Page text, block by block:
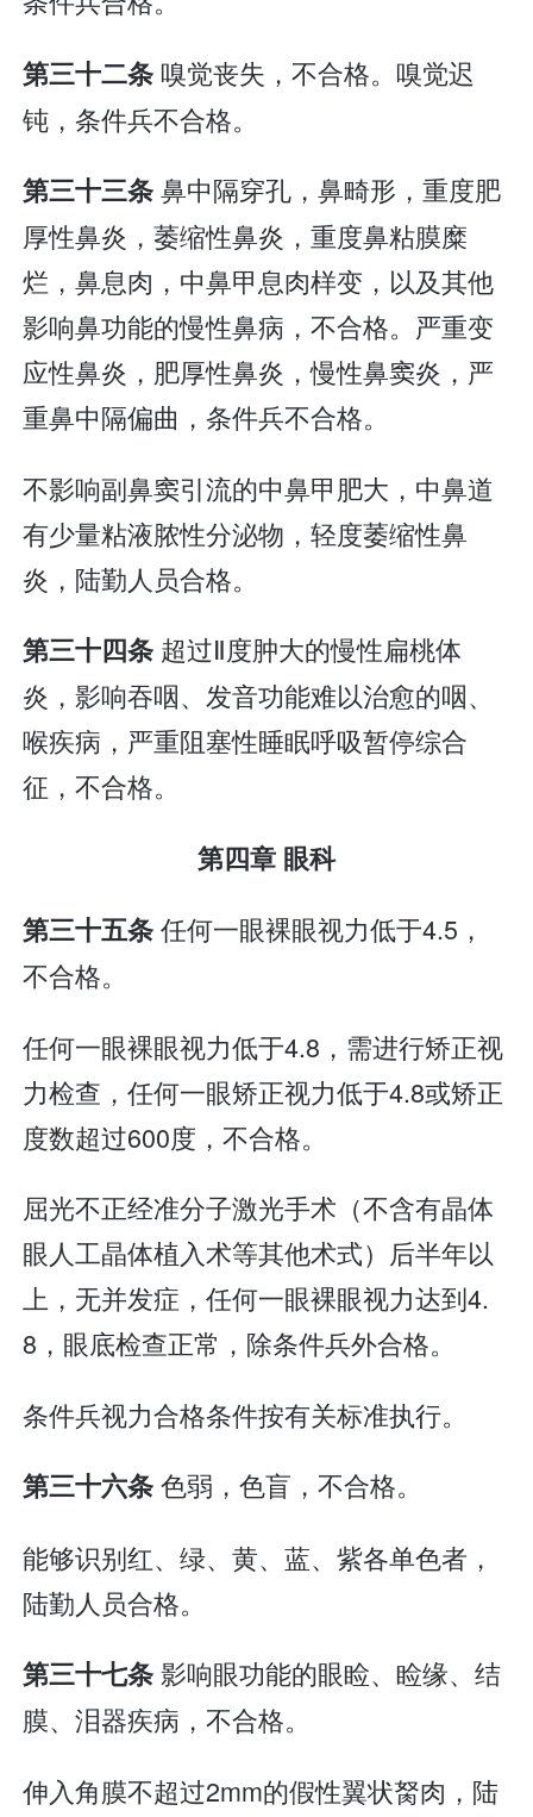
第三十二条 嗅觉丧失，不合格。嗅觉迟
钝，条件兵不合格。
第三十三条鼻中隔穿孔，鼻畸形，重度肥
厚性鼻炎，萎缩性鼻炎，重度鼻粘膜糜
烂，鼻息肉，中鼻甲息肉样变，以及其他
影响鼻功能的慢性鼻病，不合格。严重变
应性鼻炎，肥厚性鼻炎，慢性鼻窦炎，严
重鼻中隔偏曲，条件兵不合格。
不影响副鼻窦引流的中鼻甲肥大，中鼻道
有少量粘液脓性分泌物，轻度萎缩性鼻
炎，陆勤人员合格。
第三十四条 超过Ⅱ度肿大的慢性扁桃体
炎，影响吞咽、发音功能难以治愈的咽、
喉疾病，严重阻塞性睡眠呼吸暂停综合
征，不合格。
第四章 眼科
第三十五条任何一眼裸眼视力低于4.5，
不合格。
任何一眼裸眼视力低于4.8，需进行矫正视
力检查，任何一眼矫正视力低于4.8或矫正
度数超过600度，不合格。
屈光不正经准分子激光手术（不含有晶体
眼人工晶体植入术等其他术式）后半年以
上，无并发症，任何一眼裸眼视力达到4.
8，眼底检查正常，除条件兵外合格。
条件兵视力合格条件按有关标准执行。
第三十六条色弱，色盲，不合格。
能够识别红、绿、黄、蓝、紫各单色者，
陆勤人员合格。
第三十七条影响眼功能的眼睑、睑缘、结
膜、泪器疾病，不合格。
伸入角膜不超过2mm的假性翼状胬肉，陆